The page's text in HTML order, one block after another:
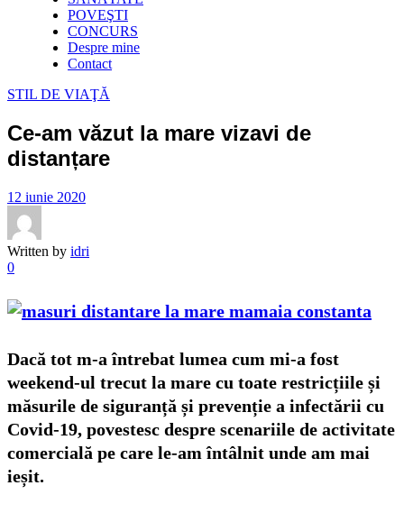
POVEŞTI
CONCURS
Despre mine
Contact
STIL DE VIAŢĂ
Ce-am văzut la mare vizavi de
distanțare
12 iunie 2020
Written by idri
0
Dacă tot m-a întrebat lumea cum mi-a fost
weekend-ul trecut la mare cu toate restricțiile și
măsurile de siguranță și prevenție a infectării cu
Covid-19, povestesc despre scenariile de activitate
comercială pe care le-am întâlnit unde am mai
ieșit.